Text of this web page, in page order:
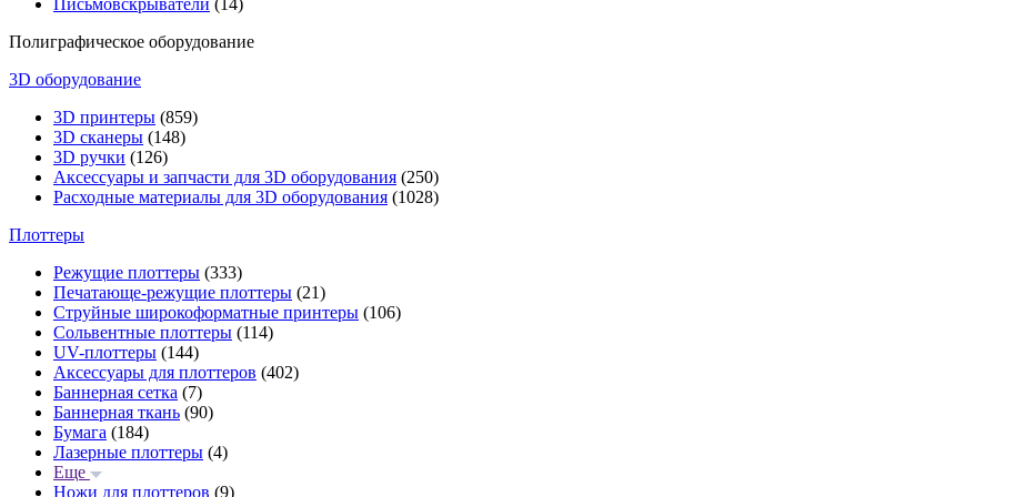
Письмовскрыватели (14)
Полиграфическое оборудование
3D оборудование
3D принтеры (859)
3D сканеры (148)
3D ручки (126)
Аксессуары и запчасти для 3D оборудования (250)
Расходные материалы для 3D оборудования (1028)
Плоттеры
Режущие плоттеры (333)
Печатающе-режущие плоттеры (21)
Струйные широкоформатные принтеры (106)
Сольвентные плоттеры (114)
UV-плоттеры (144)
Аксессуары для плоттеров (402)
Баннерная сетка (7)
Баннерная ткань (90)
Бумага (184)
Лазерные плоттеры (4)
Еще
Ножи для плоттеров (9)